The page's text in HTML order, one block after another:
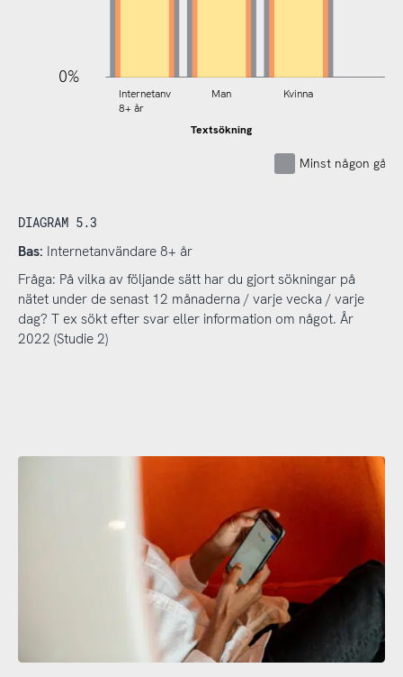
0%
Textsökning
Internetanv
8+ år
Man Kvinna
Minst någon
DIAGRAM 5.3
Bas: Internetanvändare 8+ år
Fråga: På vilka av följande sätt har du gjort sökningar på
nätet under de senast 12 månaderna / varje vecka / varje
dag? T ex sökt efter svar eller information om något. År
2022 (Studie 2)